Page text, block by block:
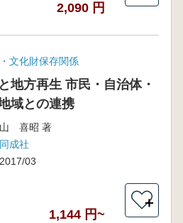
2,090 円
文化財保存関係
地方再生 市民・自治体・
域との連携
喜昭 著
同成社
2017/03
1,144 円~
＋